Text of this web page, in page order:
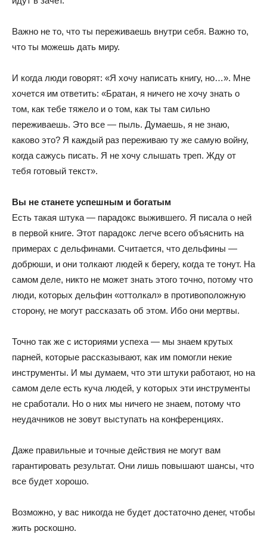
Важно не то, что ты переживаешь внутри себя. Важно то,
что ты можешь дать миру.
И когда люди говорят: «Я хочу написать книгу, но…». Мне
хочется им ответить: «Братан, я ничего не хочу знать о
том, как тебе тяжело и о том, как ты там сильно
переживаешь. Это все — пыль. Думаешь, я не знаю,
каково это? Я каждый раз переживаю ту же самую войну,
когда сажусь писать. Я не хочу слышать треп. Жду от
тебя готовый текст».
Вы не станете успешным и богатым
Есть такая штука — парадокс выжившего. Я писала о ней
в первой книге. Этот парадокс легче всего объяснить на
примерах с дельфинами. Считается, что дельфины —
добрюши, и они толкают людей к берегу, когда те тонут. На
самом деле, никто не может знать этого точно, потому что
люди, которых дельфин «оттолкал» в противоположную
сторону, не могут рассказать об этом. Ибо они мертвы.
Точно так же с историями успеха — мы знаем крутых
парней, которые рассказывают, как им помогли некие
инструменты. И мы думаем, что эти штуки работают, но на
самом деле есть куча людей, у которых эти инструменты
не сработали. Но о них мы ничего не знаем, потому что
неудачников не зовут выступать на конференциях.
Даже правильные и точные действия не могут вам
гарантировать результат. Они лишь повышают шансы, что
все будет хорошо.
Возможно, у вас никогда не будет достаточно денег, чтобы
жить роскошно.